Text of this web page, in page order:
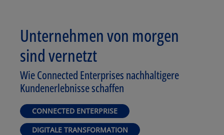
Unternehmen von morgen
sind vernetzt
Wie Connected Enterprises nachhaltigere
Kundenerlebnisse schaffen
CONNECTED ENTERPRISE
DIGITALE TRANSFORMATION